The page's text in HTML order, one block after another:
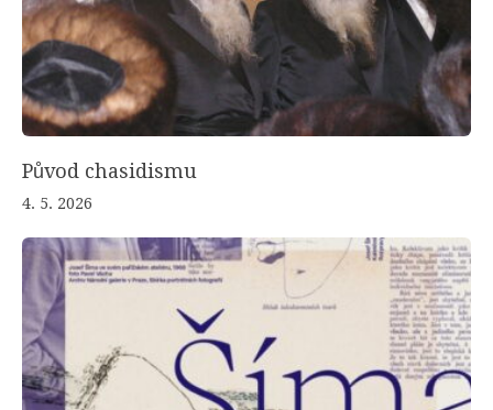
Původ chasidismu
4. 5. 2026